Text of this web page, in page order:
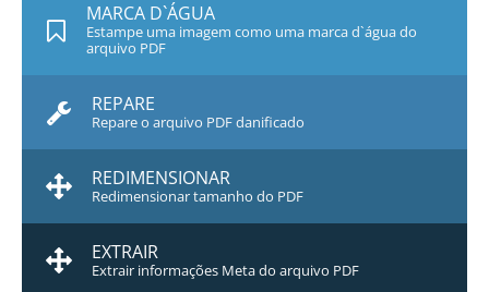
MARCA D`ÁGUA
Estampe uma imagem como uma marca d`água do
arquivo PDF
REPARE
Repare o arquivo PDF danificado
REDIMENSIONAR
Redimensionar tamanho do PDF
EXTRAIR
Extrair informações Meta do arquivo PDF